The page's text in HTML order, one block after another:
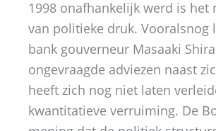
1998 onafhankelijk werd is het
van politieke druk. Vooralsnog
bank gouverneur Masaaki
ongevraagde adviezen naast
heeft zich nog niet laten
kwantitatieve verruiming. De